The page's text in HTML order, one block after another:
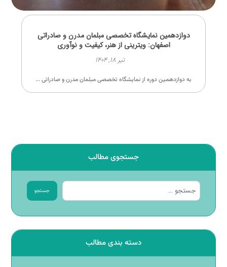
دوازدهمین نمایشگاه تخصصی مبلمان مدرن و صادراتی
اصفهان: ویترینی از هنر، کیفیت و نوآوری
تیر ۱۸, ۱۴۰۴
به دوازدهمین دوره از نمایشگاه تخصصی مبلمان مدرن و صادراتی ...
جستجوی مطالب
جستجو
دسته بندی مطالب